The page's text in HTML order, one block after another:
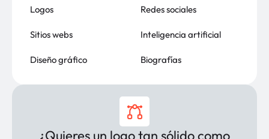
Logos
Sitios webs
Diseño gráfico
Redes sociales
Inteligencia artificial
Biografías
¿Quieres un logo tan sólido como